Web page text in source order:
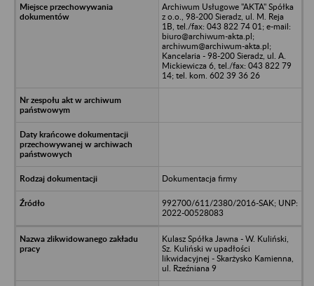
Archiwum Usługowe "AKTA" Spółka
z o.o., 98-200 Sieradz, ul. M. Reja
1B, tel./fax: 043 822 74 01; e-mail:
biuro@archiwum-akta.pl;
archiwum@archiwum-akta.pl;
Kancelaria - 98-200 Sieradz, ul. A.
Mickiewicza 6, tel./fax: 043 822 79
14; tel. kom. 602 39 36 26
Dokumentacja firmy
992700/611/2380/2016-SAK; UNP:
2022-00528083
Kulasz Spółka Jawna - W. Kuliński,
Sz. Kuliński w upadłości
likwidacyjnej - Skarżysko Kamienna,
ul. Rzeźniana 9